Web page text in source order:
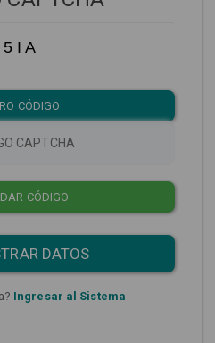
5 I A
CÓDIGO
CÓDIGO
DATOS
Ingresar al Sistema